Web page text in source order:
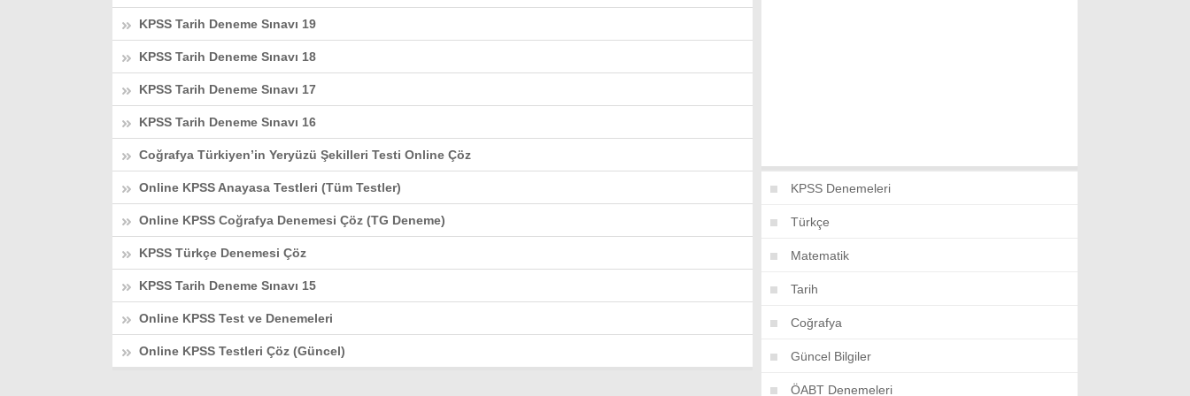
KPSS Tarih Deneme Sınavı 19
KPSS Tarih Deneme Sınavı 18
KPSS Tarih Deneme Sınavı 17
KPSS Tarih Deneme Sınavı 16
Coğrafya Türkiyen’in Yeryüzü Şekilleri Testi Online Çöz
Online KPSS Anayasa Testleri (Tüm Testler)
Online KPSS Coğrafya Denemesi Çöz (TG Deneme)
KPSS Türkçe Denemesi Çöz
KPSS Tarih Deneme Sınavı 15
Online KPSS Test ve Denemeleri
Online KPSS Testleri Çöz (Güncel)
KPSS Denemeleri
Türkçe
Matematik
Tarih
Coğrafya
Güncel Bilgiler
ÖABT Denemeleri